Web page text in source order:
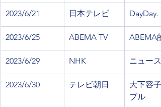
2023/6/21 日本テレビ DayDay.
2023/6/25 ABEMA TV ​ABEMA
2023/6/29 NHK ニュー
2023/6/30 テレビ朝日
大下容
ブル